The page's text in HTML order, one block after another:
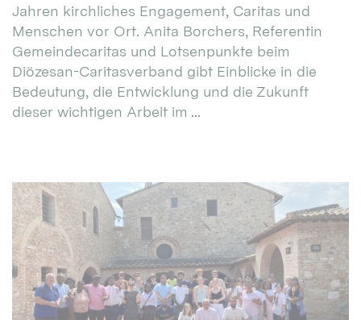
Jahren kirchliches Engagement, Caritas und
Menschen vor Ort. Anita Borchers, Referentin
Gemeindecaritas und Lotsenpunkte beim
Diözesan-Caritasverband gibt Einblicke in die
Bedeutung, die Entwicklung und die Zukunft
dieser wichtigen Arbeit im ...